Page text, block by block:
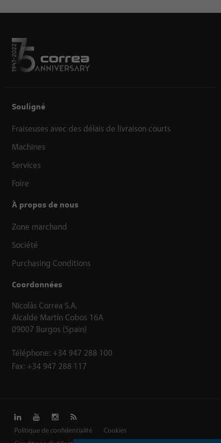
Souligné
Fraiseuses avec des délais de livraison courts
Machines
Services
Foire
À propos de nous
Zone marchand
Société
Purchasing Conditions
Coordonnées
Nicolás Correa S.A.
Alcalde Martín Cobos 16A
09007 Burgos (Spain)
Téléphone: +34 947 288 100
Fax: +34 947 288 117
Politique de confidentialité
Cookies